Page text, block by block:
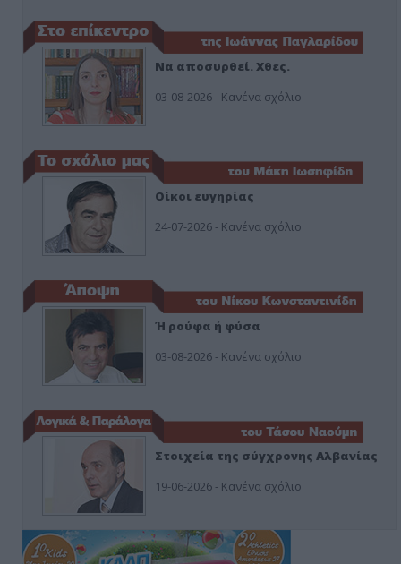
Να αποσυρθεί. Χθες.
03-08-2026 - Κανένα σχόλιο
Οίκοι ευγηρίας
24-07-2026 - Κανένα σχόλιο
Ή ρούφα ή φύσα
03-08-2026 - Κανένα σχόλιο
Στοιχεία της σύγχρονης Αλβανίας
19-06-2026 - Κανένα σχόλιο